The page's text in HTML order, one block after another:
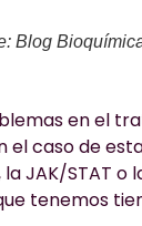
Blog
en el
el caso de
la JAK/STAT
tenemos